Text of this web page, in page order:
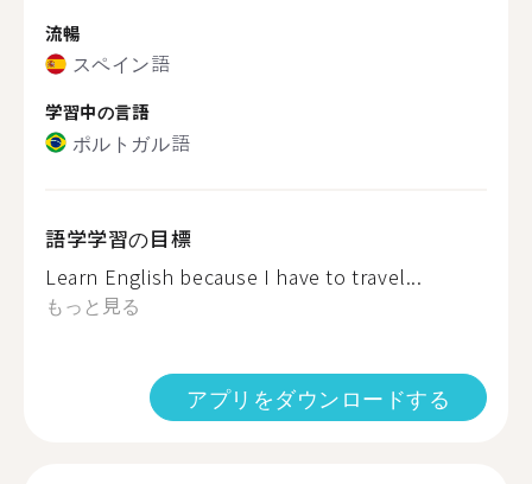
流暢
スペイン語
学習中の言語
ポルトガル語
語学学習の目標
Learn English because I have to travel...
もっと見る
アプリをダウンロードする